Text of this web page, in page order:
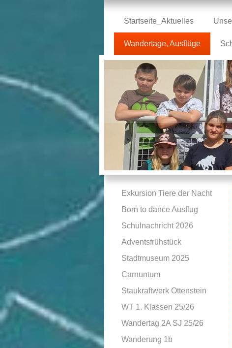
Startseite_Aktuelles
Wandertage, Ausflüge
Exkursion Tiere der Nacht
Born to dance Ausflug
Schulnachricht 2026
Adventsfrühstück
Stadtmuseum 2025
Carnuntum
Staukraftwerk Ottenstein
WT 1. Klassen 25/26
Wandertag 2A SJ 25/26
Wanderung 1b